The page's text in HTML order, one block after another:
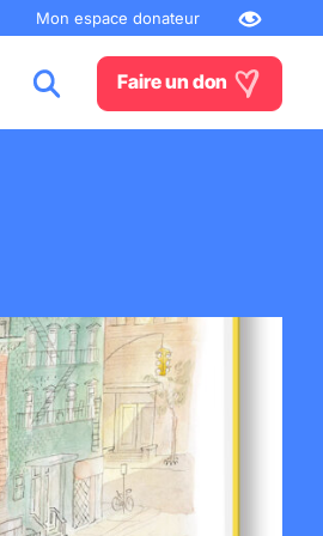
Mon espace donateur
Faire un don